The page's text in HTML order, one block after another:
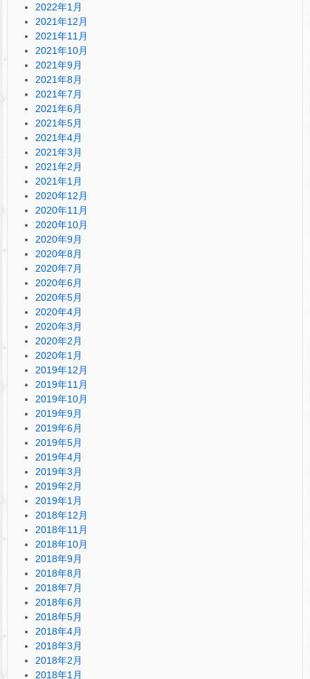
2022年1月
2021年12月
2021年11月
2021年10月
2021年9月
2021年8月
2021年7月
2021年6月
2021年5月
2021年4月
2021年3月
2021年2月
2021年1月
2020年12月
2020年11月
2020年10月
2020年9月
2020年8月
2020年7月
2020年6月
2020年5月
2020年4月
2020年3月
2020年2月
2020年1月
2019年12月
2019年11月
2019年10月
2019年9月
2019年6月
2019年5月
2019年4月
2019年3月
2019年2月
2019年1月
2018年12月
2018年11月
2018年10月
2018年9月
2018年8月
2018年7月
2018年6月
2018年5月
2018年4月
2018年3月
2018年2月
2018年1月